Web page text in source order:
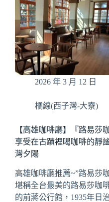
內
的
隱
藏
版
小
吃，
乾
意
粿
仔
條
絕
不
踩
雷
2026 年 3 月 12 日
橘線(西子灣-大寮)
【高雄咖啡廳】『路易莎
享受在古蹟裡喝咖啡的靜
灣夕陽
高雄咖啡廳推薦~”路易莎
堪稱全台最美的路易莎咖
的前蔣公行館，1935年日